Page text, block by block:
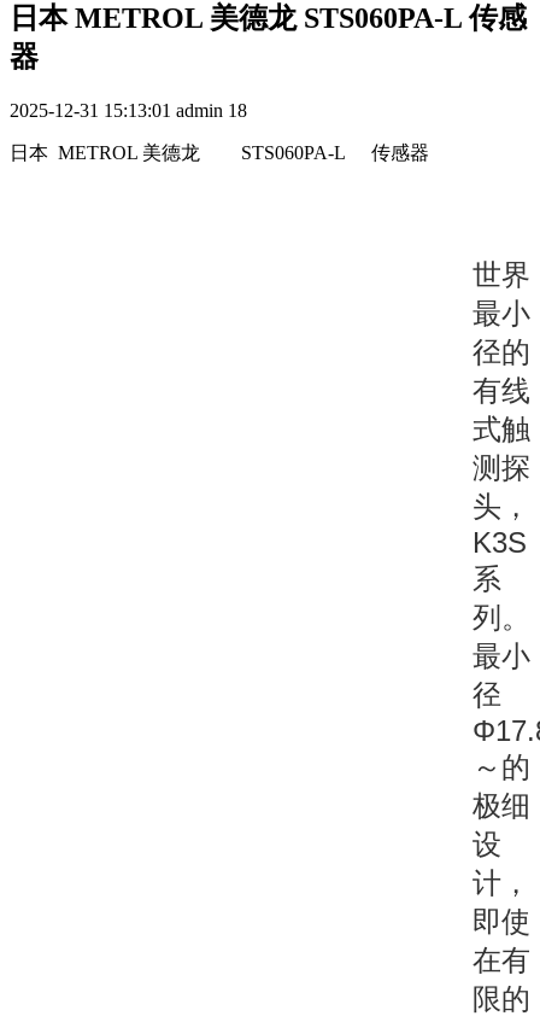
日本 METROL 美德龙 STS060PA-L 传感
器
2025-12-31 15:13:01 admin 18
日本 METROL 美德龙 STS060PA-L 传感器
世界
最小
径的
有线
式触
测探
头，
K3S
系
列。
最小
径
～的
极细
设
计，
即使
在有
限的